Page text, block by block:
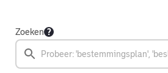
Zoeken